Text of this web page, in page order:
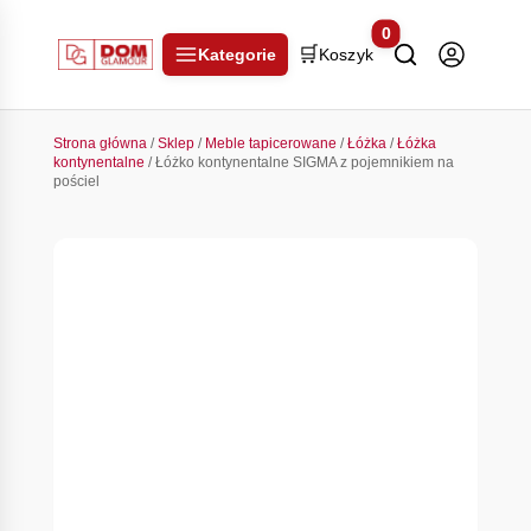
Kategorie 🛒 Koszyk
0
Strona główna/Sklep/ Meble tapicerowane /Łóżka/Łóżka
kontynentalne / Łóżko kontynentalne SIGMA z pojemnikiem na
pościel